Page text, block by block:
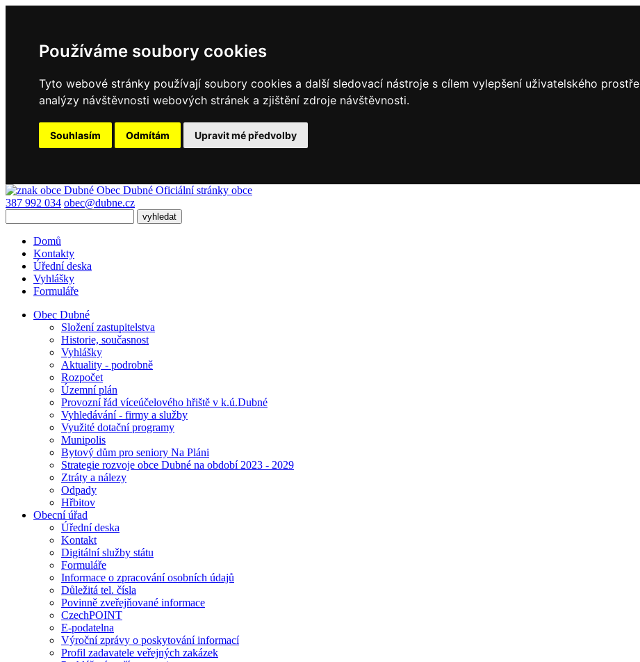
Používáme soubory cookies
Tyto webové stránky používají soubory cookies a další sledovací nástroje s cílem vylepšení uživatelského
analýzy návštěvnosti webových stránek a zjištění zdroje návštěvnosti.
Souhlasím Odmítám Upravit mé předvolby
Obec Dubné Oficiální stránky obce
387 992 034 obec@dubne.cz
Domů
Kontakty
Úřední deska
Vyhlášky
Formuláře
Obec Dubné
Složení zastupitelstva
Historie, současnost
Vyhlášky
Aktuality - podrobně
Rozpočet
Územní plán
Provozní řád víceúčelového hřiště v k.ú.Dubné
Vyhledávání - firmy a služby
Využité dotační programy
Munipolis
Bytový dům pro seniory Na Pláni
Strategie rozvoje obce Dubné na období 2023 - 2029
Ztráty a nálezy
Odpady
Hřbitov
Obecní úřad
Úřední deska
Kontakt
Digitální služby státu
Formuláře
Informace o zpracování osobních údajů
Důležitá tel. čísla
Povinně zveřejňované informace
CzechPOINT
E-podatelna
Výroční zprávy o poskytování informací
Profil zadavatele veřejných zakázek